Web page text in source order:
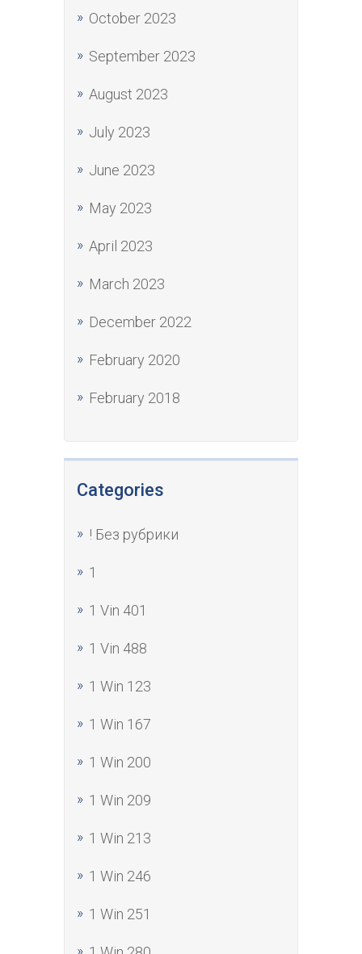
October 2023
September 2023
August 2023
July 2023
June 2023
May 2023
April 2023
March 2023
December 2022
February 2020
February 2018
Categories
! Без рубрики
1
1 Vin 401
1 Vin 488
1 Win 123
1 Win 167
1 Win 200
1 Win 209
1 Win 213
1 Win 246
1 Win 251